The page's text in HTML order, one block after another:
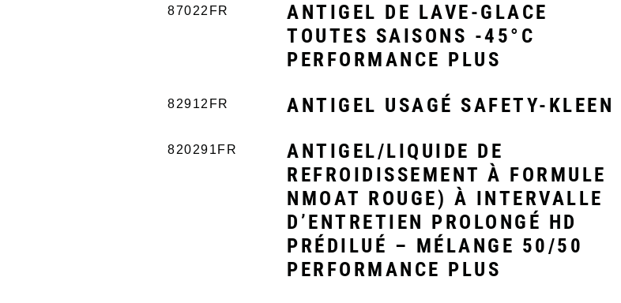
87022FR
ANTIGEL DE LAVE-GLACE
TOUTES SAISONS -45°C
PERFORMANCE PLUS
82912FR ANTIGEL USAGÉ SAFETY-KLEEN
820291FR
ANTIGEL/LIQUIDE DE
REFROIDISSEMENT À FORMULE
NMOAT ROUGE) À INTERVALLE
D’ENTRETIEN PROLONGÉ HD
PRÉDILUÉ – MÉLANGE 50/50
PERFORMANCE PLUS